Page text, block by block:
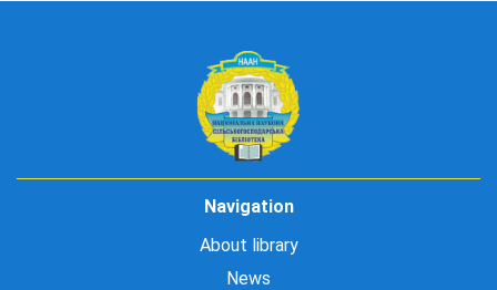
Navigation
About library
News